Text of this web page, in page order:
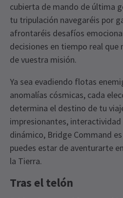
cubierta de mando de última
tu tripulación navegaréis por
afrontaréis desafíos
decisiones en tiempo real
de vuestra misión.
Ya sea evadiendo flotas
anomalías cósmicas, cada
determina el destino de tu
impresionantes, interactividad
dinámico, Bridge Command
puedes estar de aventurarte
la Tierra.
Tras el telón